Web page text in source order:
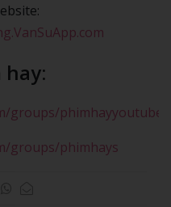
hay:
groups/phimhayyoutube
groups/phimhays